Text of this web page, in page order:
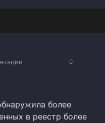
0
более
в реестр более